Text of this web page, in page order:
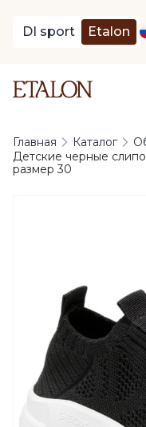
DI sport Etalon
Главная Каталог
Детские черные
размер 30